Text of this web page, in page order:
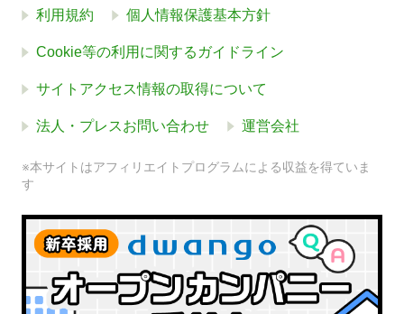
利用規約 個人情報保護基本方針
Cookie等の利用に関するガイドライン
サイトアクセス情報の取得について
法人・プレスお問い合わせ 運営会社
※本サイトはアフィリエイトプログラムによる収益を得ていま
す